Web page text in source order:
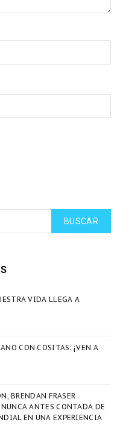
BUSCAR
VIDA LLEGA A
CON COSITAS: ¡VEN A
BRENDAN FRASER
ANTES CONTADA DE
EN UNA EXPERIENCIA